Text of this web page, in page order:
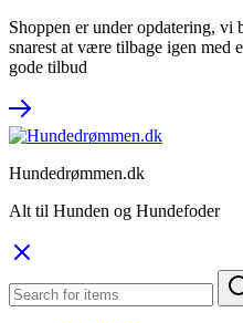
Shoppen er under opdatering, vi
snarest at være tilbage igen med
gode tilbud
Hundedrømmen.dk
Alt til Hunden og Hundefoder